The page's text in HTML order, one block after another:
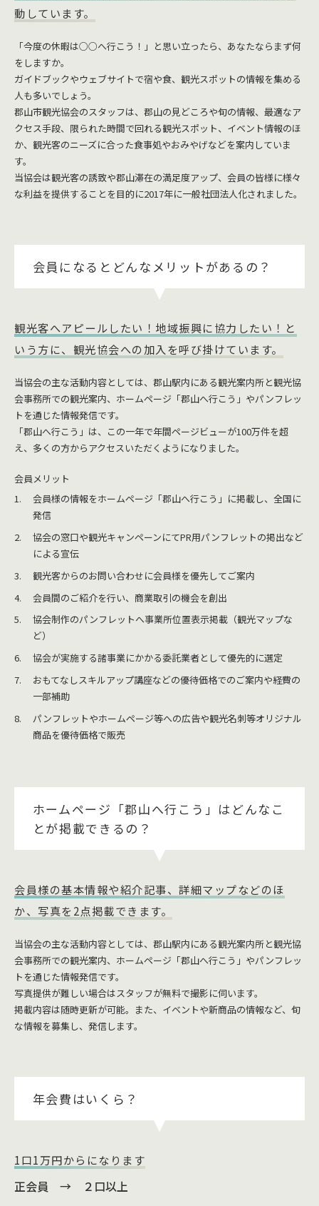
動しています。
「今度の休暇は○○へ行こう！」と思い立ったら、あなたならまず何
をしますか。
ガイドブックやウェブサイトで宿や食、観光スポットの情報を集める
人も多いでしょう。
郡山市観光協会のスタッフは、郡山の見どころや旬の情報、最適なア
クセス手段、限られた時間で回れる観光スポット、イベント情報のほ
か、観光客のニーズに合った食事処やおみやげなどを案内していま
す。
当協会は観光客の誘致や郡山滞在の満足度アップ、会員の皆様に様々
な利益を提供することを目的に2017年に一般社団法人化されました。
会員になるとどんなメリットがあるの？
観光客へアピールしたい！地域振興に協力したい！と
いう方に、観光協会への加入を呼び掛けています。
当協会の主な活動内容としては、郡山駅内にある観光案内所と観光協
会事務所での観光案内、ホームページ「郡山へ行こう」やパンフレッ
トを通じた情報発信です。
「郡山へ行こう」は、この一年で年間ページビューが100万件を超
え、多くの方からアクセスいただくようになりました。
会員メリット
会員様の情報をホームページ「郡山へ行こう」に掲載し、全国に
発信
協会の窓口や観光キャンペーンにてPR用パンフレットの掲出など
による宣伝
観光客からのお問い合わせに会員様を優先してご案内
会員間のご紹介を行い、商業取引の機会を創出
協会制作のパンフレットへ事業所位置表示掲載（観光マップな
ど）
協会が実施する諸事業にかかる委託業者として優先的に選定
おもてなしスキルアップ講座などの優待価格でのご案内や経費の
一部補助
パンフレットやホームページ等への広告や観光名刺等オリジナル
商品を優待価格で販売
ホームページ「郡山へ行こう」はどんなこ
とが掲載できるの？
会員様の基本情報や紹介記事、詳細マップなどのほ
か、写真を2点掲載できます。
当協会の主な活動内容としては、郡山駅内にある観光案内所と観光協
会事務所での観光案内、ホームページ「郡山へ行こう」やパンフレッ
トを通じた情報発信です。
写真提供が難しい場合はスタッフが無料で撮影に伺います。
掲載内容は随時更新が可能。また、イベントや新商品の情報など、旬
な情報を募集し、発信します。
年会費はいくら？
1口1万円からになります
正会員 → ２口以上